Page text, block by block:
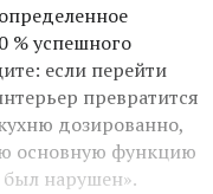
% успешного
если перейти
превратится
дозированно,
основную функцию
нарушен».